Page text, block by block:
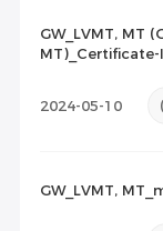
GW_LVMT, MT
MT)_Certificate-
2024-05-10 (
GW_LVMT,